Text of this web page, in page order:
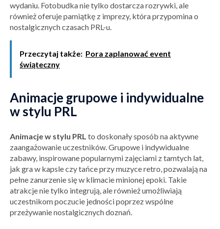
wydaniu. Fotobudka nie tylko dostarcza rozrywki, ale
również oferuje pamiątkę z imprezy, która przypomina o
nostalgicznych czasach PRL-u.
Przeczytaj także: Pora zaplanować event
świąteczny
Animacje grupowe i indywidualne
w stylu PRL
Animacje w stylu PRL to doskonały sposób na aktywne
zaangażowanie uczestników. Grupowe i indywidualne
zabawy, inspirowane popularnymi zajęciami z tamtych lat,
jak gra w kapsle czy tańce przy muzyce retro, pozwalają na
pełne zanurzenie się w klimacie minionej epoki. Takie
atrakcje nie tylko integrują, ale również umożliwiają
uczestnikom poczucie jedności poprzez wspólne
przeżywanie nostalgicznych doznań.